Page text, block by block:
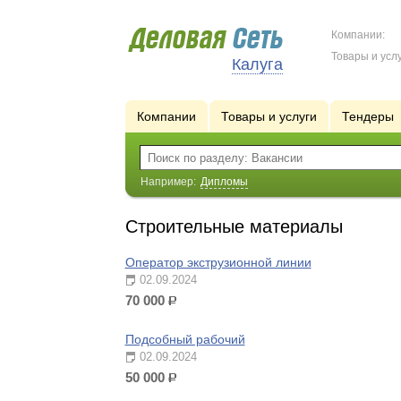
Калуга
Компании:
Товары и
Компании Товары и услуги Тендеры
Например: Дипломы
Строительные материалы
Оператор экструзионной линии
02.09.2024
70 000 р.
Подсобный рабочий
02.09.2024
50 000 р.